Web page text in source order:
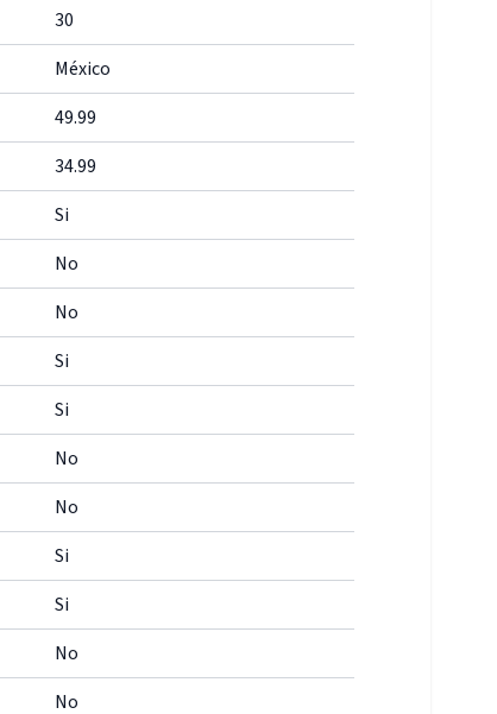
30
México
49.99
34.99
Si
No
No
Si
Si
No
No
Si
Si
No
No